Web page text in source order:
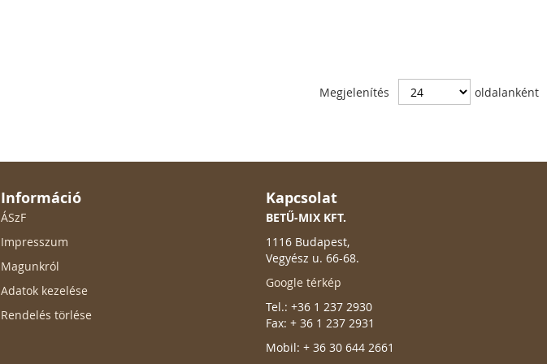
Megjelenítés oldalanként
Információ
ÁSzF
Impresszum
Magunkról
Adatok kezelése
Rendelés törlése
Kapcsolat
BETŰ-MIX KFT.
1116 Budapest,
Vegyész u. 66-68.
Google térkép
Tel.: +36 1 237 2930
Fax: + 36 1 237 2931
Mobil: + 36 30 644 2661